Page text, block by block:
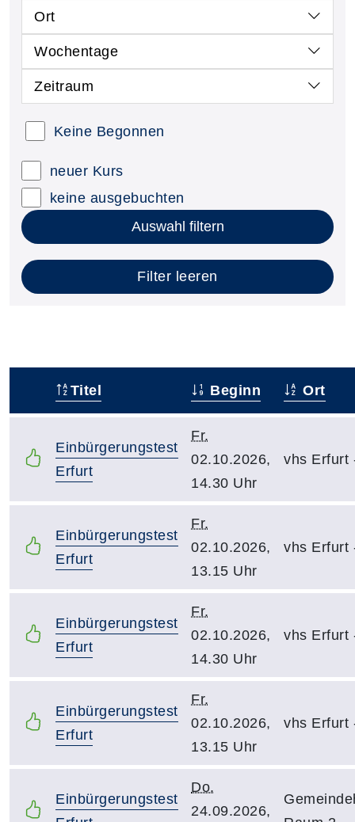
Ort
Wochentage
Zeitraum
Keine Begonnen
neuer Kurs
keine ausgebuchten
Auswahl filtern
Filter leeren
Titel Beginn Ort
Einbürgerungstest
Erfurt
Fr.
02.10.2026,
14.30 Uhr
vhs Erfurt
Einbürgerungstest
Erfurt
Fr.
02.10.2026,
13.15 Uhr
vhs Erfurt
Einbürgerungstest
Erfurt
Fr.
02.10.2026,
14.30 Uhr
vhs Erfurt
Einbürgerungstest
Erfurt
Fr.
02.10.2026,
13.15 Uhr
vhs Erfurt
Einbürgerungstest
Do.
24.09.2026,